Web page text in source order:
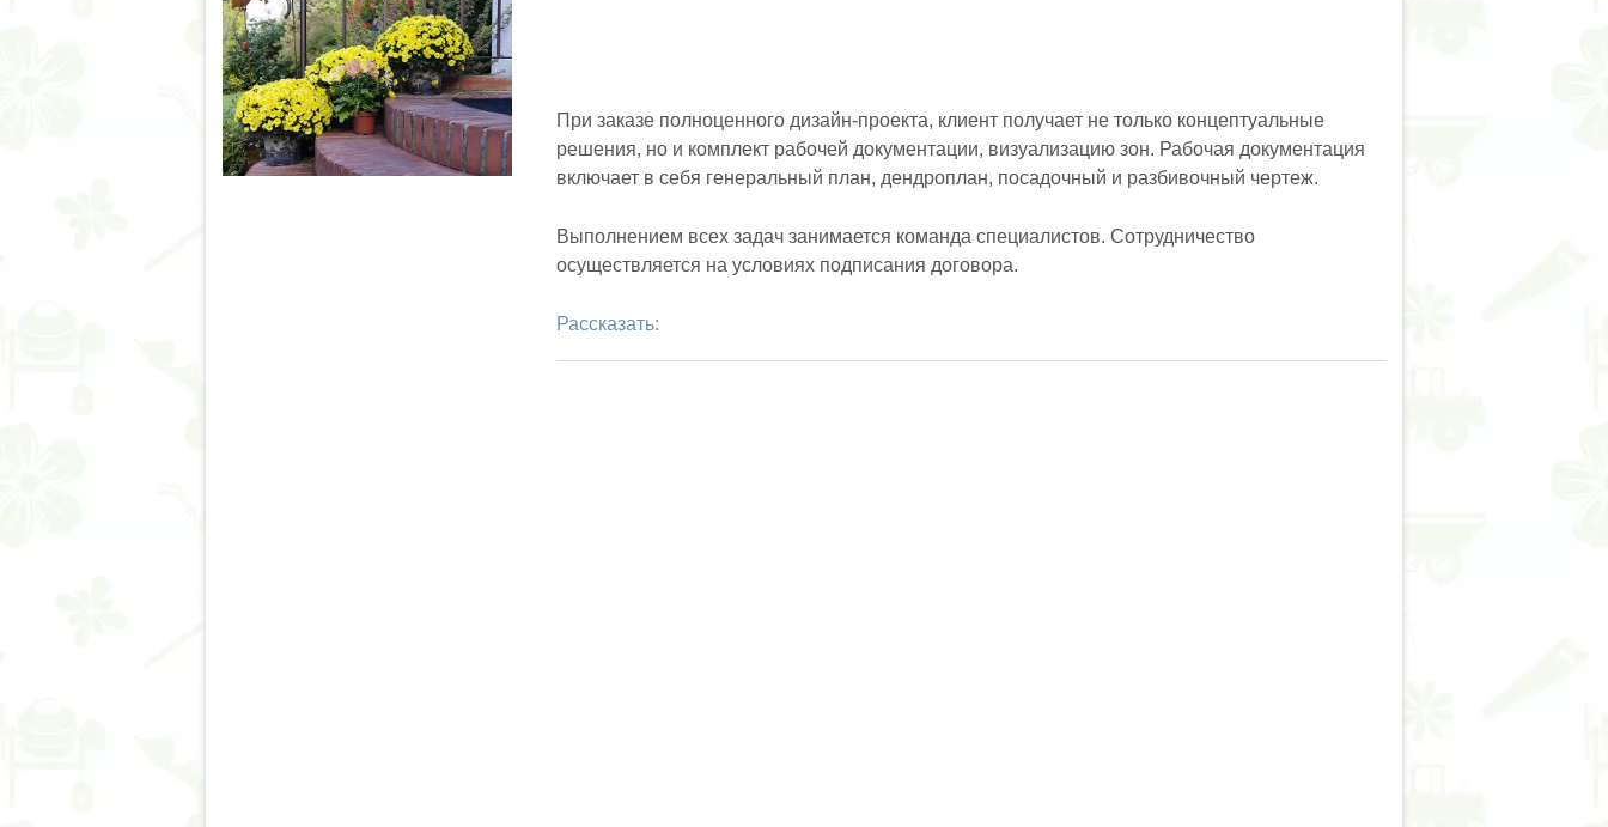
При заказе полноценного дизайн-проекта, клиент получает не только концептуальные
решения, но и комплект рабочей документации, визуализацию зон. Рабочая документация
включает в себя генеральный план, дендроплан, посадочный и разбивочный чертеж.
Выполнением всех задач занимается команда специалистов. Сотрудничество
осуществляется на условиях подписания договора.
Рассказать: